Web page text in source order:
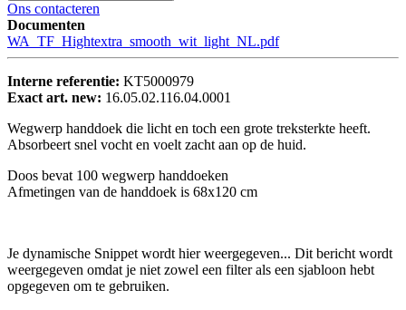
Ons contacteren
Documenten
WA_TF_Hightextra_smooth_wit_light_NL.pdf
Interne referentie: KT5000979
Exact art. new: 16.05.02.116.04.0001
Wegwerp handdoek die licht en toch een grote treksterkte heeft.
Absorbeert snel vocht en voelt zacht aan op de huid.
Doos bevat 100 wegwerp handdoeken
Afmetingen van de handdoek is 68x120 cm
Je dynamische Snippet wordt hier weergegeven... Dit bericht wordt
weergegeven omdat je niet zowel een filter als een sjabloon hebt
opgegeven om te gebruiken.